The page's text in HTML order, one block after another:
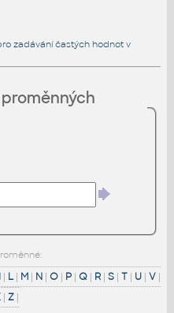
zadávání častých hodnot v
I| L| M| N| O| P| Q| R| S| T| U| V|
| Z |